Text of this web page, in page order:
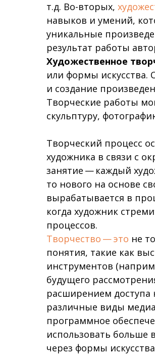
т.д. Во-вторых,
навыков и умений,
уникальные
результат работы
Художественное
или формы искусства.
и создание
Творческие работы
скульптуру,
Творческий процесс
художника в связи с
занятие — каждый
то нового на основе
вырабатывается в
когда художник
процессов.
Творчество — это не
понятия, такие как
инструментов
будущего
расширением доступа
различные виды
программное
использовать больше
через формы